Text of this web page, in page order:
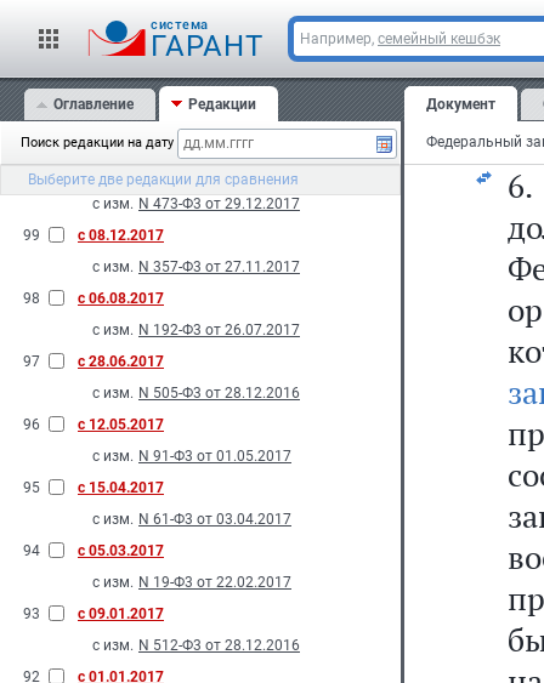
cистема
ГАРАНТ Например, семейный кешбэк
Оглавление Редакции
Поиск редакции на дату
Выберите две редакции для сравнения
с изм.
N 132-Ф3 от 01.07.2017
2017
101
с 31.12.2017
с изм. N 415-Ф3 от 20.12.2017
100
с 29.12.2017
с изм. N 473-Ф3 от 29.12.2017
99
с 08.12.2017
с изм. N 357-Ф3 от 27.11.2017
98
с 06.08.2017
с изм. N 192-Ф3 от 26.07.2017
97
с 28.06.2017
с изм. N 505-Ф3 от 28.12.2016
96
с 12.05.2017
с изм. N 91-Ф3 от 01.05.2017
95
с 15.04.2017
с изм. N 61-Ф3 от 03.04.2017
94
с 05.03.2017
с изм. N 19-Ф3 от 22.02.2017
93
с 09.01.2017
с изм. N 512-Ф3 от 28.12.2016
92
с 01.01.2017
Документ